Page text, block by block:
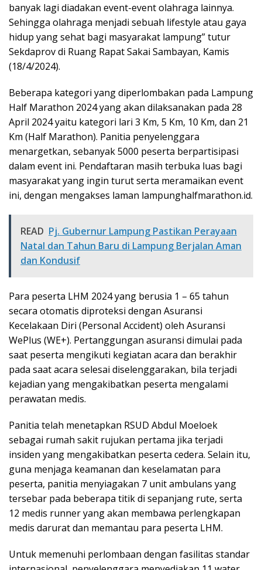
banyak lagi diadakan event-event olahraga lainnya.
Sehingga olahraga menjadi sebuah lifestyle atau gaya
hidup yang sehat bagi masyarakat lampung” tutur
Sekdaprov di Ruang Rapat Sakai Sambayan, Kamis
(18/4/2024).
Beberapa kategori yang diperlombakan pada Lampung
Half Marathon 2024 yang akan dilaksanakan pada 28
April 2024 yaitu kategori lari 3 Km, 5 Km, 10 Km, dan 21
Km (Half Marathon). Panitia penyelenggara
menargetkan, sebanyak 5000 peserta berpartisipasi
dalam event ini. Pendaftaran masih terbuka luas bagi
masyarakat yang ingin turut serta meramaikan event
ini, dengan mengakses laman lampunghalfmarathon.id.
READ Pj. Gubernur Lampung Pastikan Perayaan
Natal dan Tahun Baru di Lampung Berjalan Aman
dan Kondusif
Para peserta LHM 2024 yang berusia 1 – 65 tahun
secara otomatis diproteksi dengan Asuransi
Kecelakaan Diri (Personal Accident) oleh Asuransi
WePlus (WE+). Pertanggungan asuransi dimulai pada
saat peserta mengikuti kegiatan acara dan berakhir
pada saat acara selesai diselenggarakan, bila terjadi
kejadian yang mengakibatkan peserta mengalami
perawatan medis.
Panitia telah menetapkan RSUD Abdul Moeloek
sebagai rumah sakit rujukan pertama jika terjadi
insiden yang mengakibatkan peserta cedera. Selain itu,
guna menjaga keamanan dan keselamatan para
peserta, panitia menyiagakan 7 unit ambulans yang
tersebar pada beberapa titik di sepanjang rute, serta
12 medis runner yang akan membawa perlengkapan
medis darurat dan memantau para peserta LHM.
Untuk memenuhi perlombaan dengan fasilitas standar